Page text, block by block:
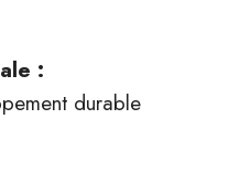
:
durable